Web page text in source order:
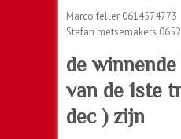
Marco feller 0614574773
Stefan metsemakers
de
van de 1ste
dec ) zijn